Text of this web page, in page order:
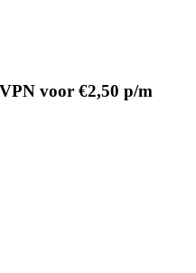
voor €2,50 p/m